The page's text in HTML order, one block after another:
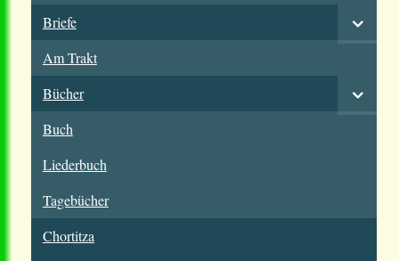
Briefe
Am Trakt
Bücher
Buch
Liederbuch
Tagebücher
Chortitza